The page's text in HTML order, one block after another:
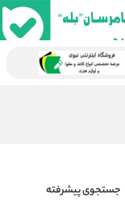
جستجوی پیشرفته